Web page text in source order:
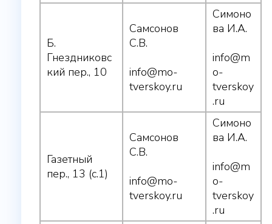
Б.
Гнездниковс
кий пер., 10
Самсонов
С.В.
info@mo-
tverskoy.ru
Симоно
ва И.А.
info@m
o-
tverskoy
.ru
Газетный
пер., 13 (с.1)
Самсонов
С.В.
info@mo-
tverskoy.ru
Симоно
ва И.А.
info@m
o-
tverskoy
.ru